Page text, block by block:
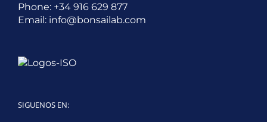
Phone: +34 916 629 877
Email: info@bonsailab.com
SIGUENOS EN: